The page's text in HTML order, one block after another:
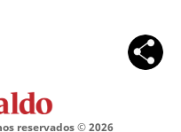
reservados ©2026